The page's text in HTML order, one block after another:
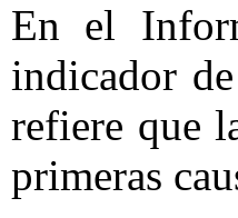
En el
indicador
refiere que
primeras